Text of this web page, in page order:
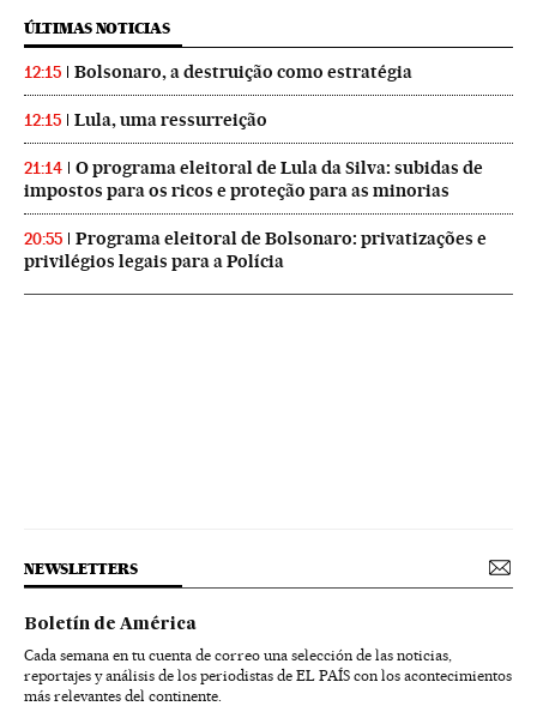
ÚLTIMAS NOTICIAS
12:15 Bolsonaro, a destruição como estratégia
12:15 Lula, uma ressurreição
21:14
O programa eleitoral de Lula da Silva: subidas de
impostos para os ricos e proteção para as minorias
20:55
Programa eleitoral de Bolsonaro: privatizações e
privilégios legais para a Polícia
NEWSLETTERS
Boletín de América
Cada semana en tu cuenta de correo una selección de las noticias,
reportajes y análisis de los periodistas de EL PAÍS con los acontecimientos
más relevantes del continente.